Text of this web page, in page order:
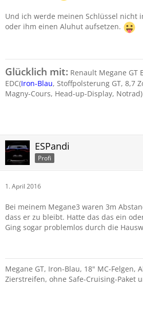
Und ich werde meinen Schlüssel nicht
oder ihm einen Aluhut aufsetzen.
Glücklich mit: Renault Megane GT
EDC(Iron-Blau, Stoffpolsterung GT, 8,7
Magny-Cours, Head-up-Display, Notrad)
ESPandi
Profi
1. April 2016
Bei meinem Megane3 waren 3m
dass er zu bleibt. Hatte das das ein
Ging sogar problemlos durch die
Megane GT, Iron-Blau, 18" MC-Felgen,
Zierstreifen, ohne Safe-Cruising-Paket